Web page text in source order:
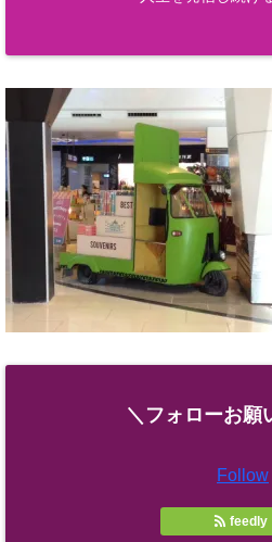
＼フォローお願
Follow
feedly